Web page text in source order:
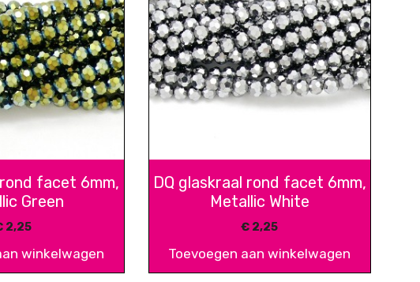
facet 6mm,
Green
2,25
winkelwagen
DQ glaskraal rond facet 6mm,
Metallic White
€ 2,25
Toevoegen aan winkelwagen